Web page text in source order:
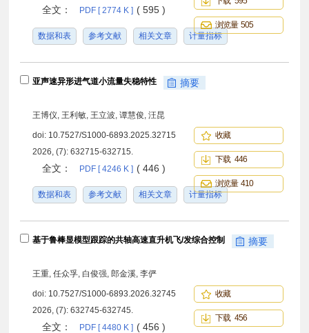
全文： PDF [ 2774 K ] ( 595 )
数据和表 参考文献 相关文章 计量指标
浏览量 505
亚声速异形进气道小流量失稳特性 摘要
王博仪, 王利敏, 王立波, 谭慧俊, 汪昆
doi: 10.7527/S1000-6893.2025.32715
2026, (7): 632715-632715.
全文： PDF [ 4246 K ] ( 446 )
数据和表 参考文献 相关文章 计量指标
收藏
下载 446
浏览量 410
基于鲁棒显模型跟踪的共轴高速直升机飞/发综合控制 摘要
王重, 任众孚, 白俊强, 郎金溪, 李俨
doi: 10.7527/S1000-6893.2026.32745
2026, (7): 632745-632745.
全文： PDF [ 4480 K ] ( 456 )
收藏
下载 456